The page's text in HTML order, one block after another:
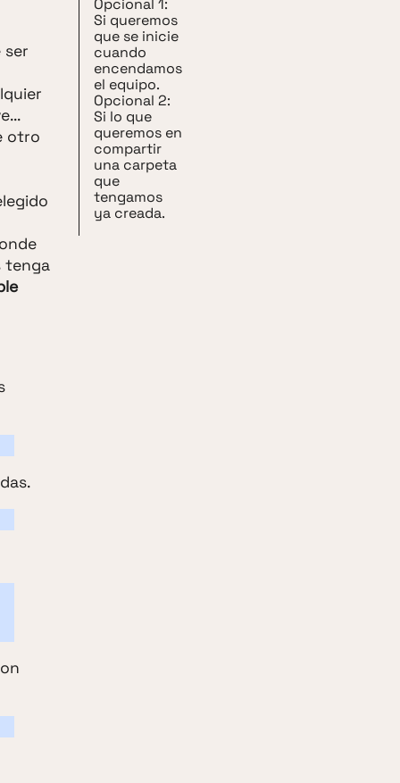
ser
otro
tenga
Si queremos
que se inicie
cuando
encendamos
el equipo.
Opcional 2:
Si lo que
queremos en
compartir
una carpeta
que
tengamos
ya creada.